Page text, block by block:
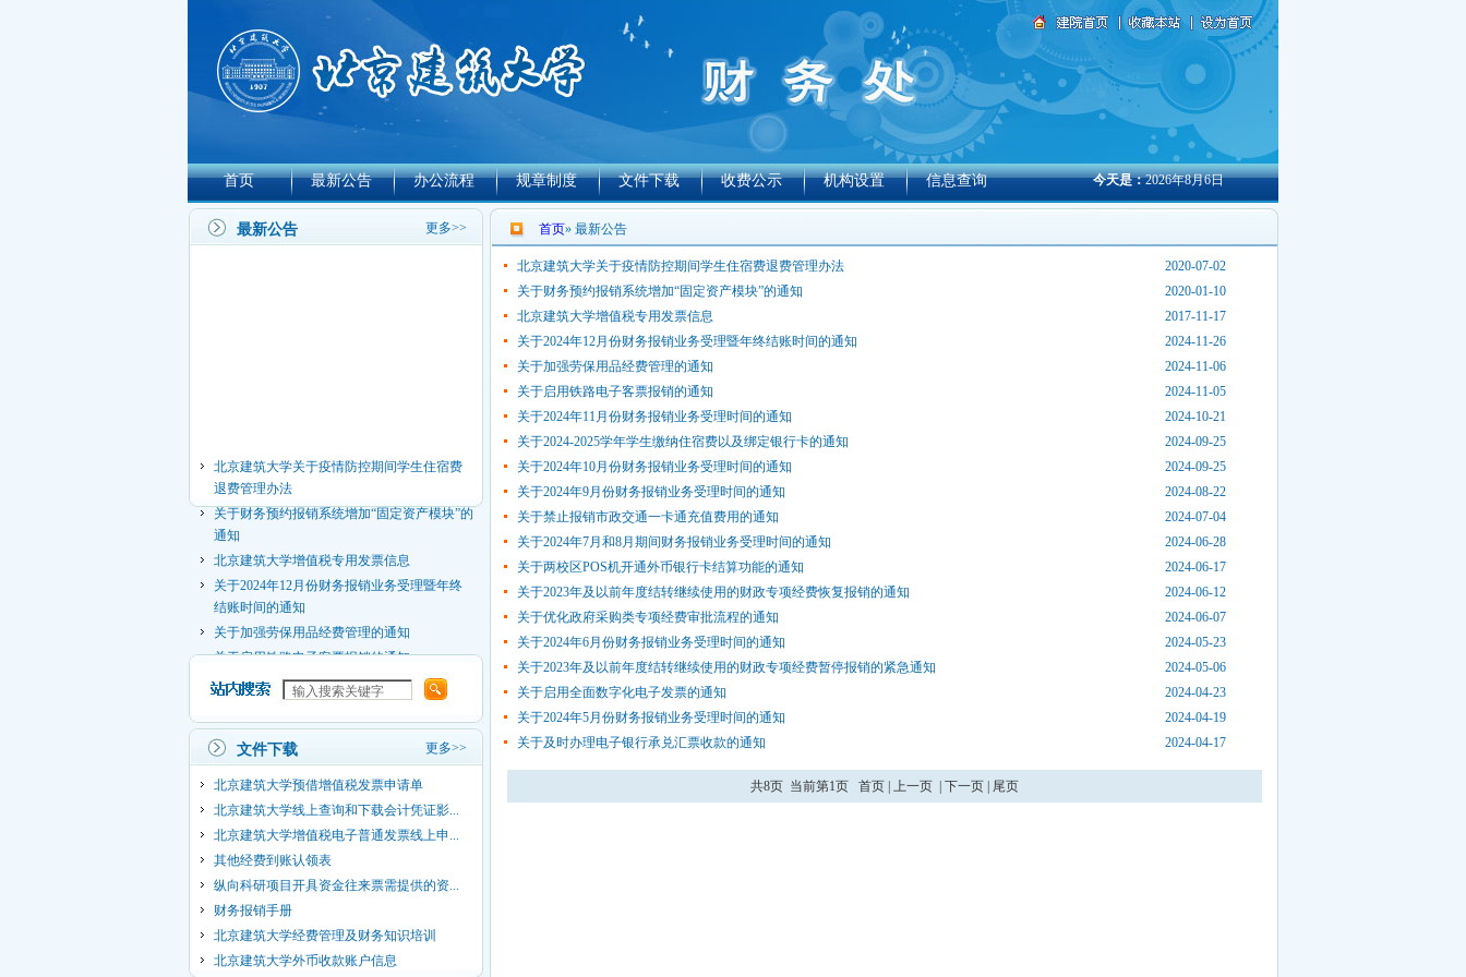
首页 最新公告 办公流程 规章制度 文件下载 收费公示 机构设置 信息查询 今天是：2026年8月6日
更多>>
最新公告
北京建筑大学关于疫情防控期间学生住宿费
退费管理办法
关于财务预约报销系统增加“固定资产模块”的
通知
北京建筑大学增值税专用发票信息
关于2024年12月份财务报销业务受理暨年终
结账时间的通知
关于加强劳保用品经费管理的通知
关于启用铁路电子客票报销的通知
通知
关于2024-2025学年学生缴纳住宿费以及绑定
银行卡的通知
关于2024年10月份财务报销业务受理时间的
通知
​关于2024年9月份财务报销业务受理时间的通
知
更多>>
文件下载
北京建筑大学预借增值税发票申请单
北京建筑大学线上查询和下载会计凭证影...
北京建筑大学增值税电子普通发票线上申...
其他经费到账认领表
纵向科研项目开具资金往来票需提供的资...
财务报销手册
北京建筑大学经费管理及财务知识培训
北京建筑大学外币收款账户信息
首页» 最新公告
2020-07-02
北京建筑大学关于疫情防控期间学生住宿费退费管理办法
2020-01-10
关于财务预约报销系统增加“固定资产模块”的通知
2017-11-17
北京建筑大学增值税专用发票信息
2024-11-26
关于2024年12月份财务报销业务受理暨年终结账时间的通知
2024-11-06
关于加强劳保用品经费管理的通知
2024-11-05
关于启用铁路电子客票报销的通知
2024-10-21
关于2024年11月份财务报销业务受理时间的通知
2024-09-25
关于2024-2025学年学生缴纳住宿费以及绑定银行卡的通知
2024-09-25
关于2024年10月份财务报销业务受理时间的通知
2024-08-22
​关于2024年9月份财务报销业务受理时间的通知
2024-07-04
关于禁止报销市政交通一卡通充值费用的通知
2024-06-28
关于2024年7月和8月期间财务报销业务受理时间的通知
2024-06-17
关于两校区POS机开通外币银行卡结算功能的通知
2024-06-12
关于2023年及以前年度结转继续使用的财政专项经费恢复报销的通知
2024-06-07
关于优化政府采购类专项经费审批流程的通知
2024-05-23
关于2024年6月份财务报销业务受理时间的通知
2024-05-06
关于2023年及以前年度结转继续使用的财政专项经费暂停报销的紧急通知
2024-04-23
关于启用全面数字化电子发票的通知
2024-04-19
​关于2024年5月份财务报销业务受理时间的通知
2024-04-17
关于及时办理电子银行承兑汇票收款的通知
共8页 当前第1页首页 |上一页 |下一页 尾页